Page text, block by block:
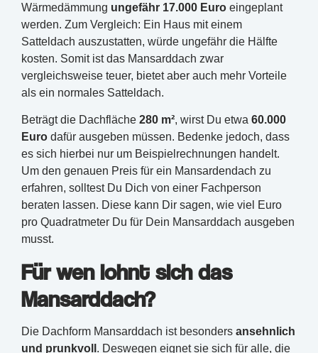
Wärmedämmung ungefähr 17.000 Euro eingeplant
werden. Zum Vergleich: Ein Haus mit einem
Satteldach auszustatten, würde ungefähr die Hälfte
kosten. Somit ist das Mansarddach zwar
vergleichsweise teuer, bietet aber auch mehr Vorteile
als ein normales Satteldach.
Beträgt die Dachfläche 280 m², wirst Du etwa 60.000
Euro dafür ausgeben müssen. Bedenke jedoch, dass
es sich hierbei nur um Beispielrechnungen handelt.
Um den genauen Preis für ein Mansardendach zu
erfahren, solltest Du Dich von einer Fachperson
beraten lassen. Diese kann Dir sagen, wie viel Euro
pro Quadratmeter Du für Dein Mansarddach ausgeben
musst.
Für wen lohnt sich das
Mansarddach?
Die Dachform Mansarddach ist besonders ansehnlich
und prunkvoll . Deswegen eignet sie sich für alle, die